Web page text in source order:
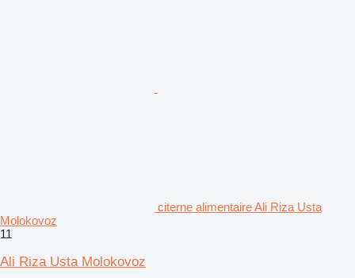
citerne alimentaire Ali Riza Usta
Molokovoz
11
Ali Riza Usta Molokovoz